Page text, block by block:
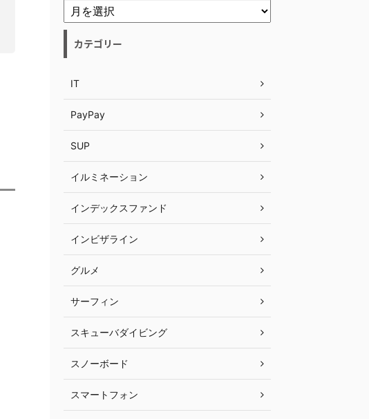
カテゴリー
IT
PayPay
SUP
イルミネーション
インデックスファンド
インビザライン
グルメ
サーフィン
スキューバダイビング
スノーボード
スマートフォン